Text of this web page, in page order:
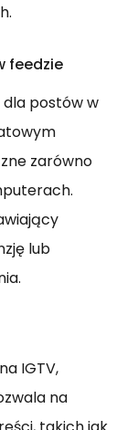
feedzie
dla postów w
zarówno
lub
IGTV,
na